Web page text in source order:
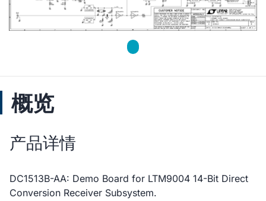
概览
产品详情
DC1513B-AA: Demo Board for LTM9004 14-Bit Direct
Conversion Receiver Subsystem.